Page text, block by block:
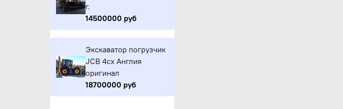
г.
14500000 руб
Экскаватор погрузчик
JCB 4cx Англия
оригинал
18700000 руб